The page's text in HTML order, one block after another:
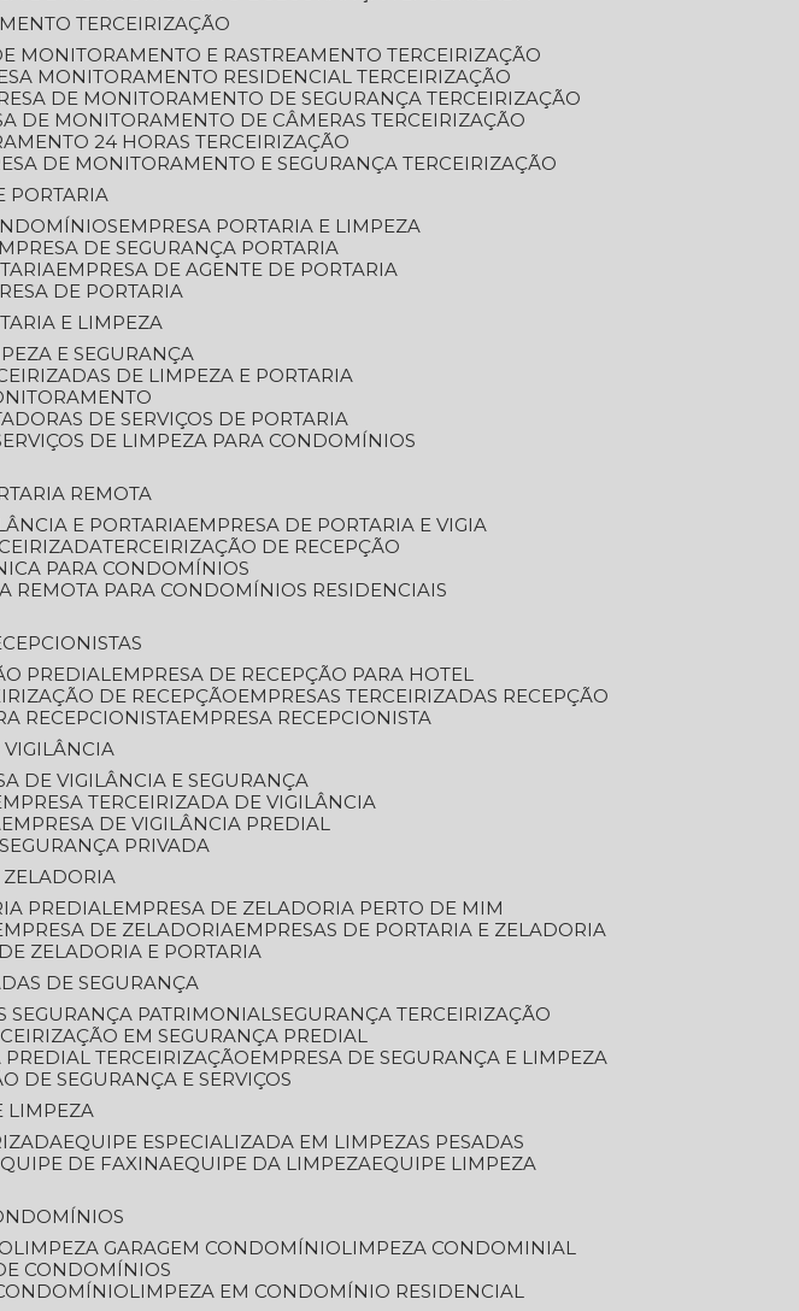
TERCEIRIZAÇÃO
MONITORAMENTO E RASTREAMENTO TERCEIRIZAÇÃO
MONITORAMENTO RESIDENCIAL TERCEIRIZAÇÃO
DE MONITORAMENTO DE SEGURANÇA TERCEIRIZAÇÃO
DE MONITORAMENTO DE CÂMERAS TERCEIRIZAÇÃO
24 HORAS TERCEIRIZAÇÃO
DE MONITORAMENTO E SEGURANÇA TERCEIRIZAÇÃO
PORTARIA
EMPRESA PORTARIA E LIMPEZA
EMPRESA DE SEGURANÇA PORTARIA
EMPRESA DE AGENTE DE PORTARIA
DE PORTARIA
E LIMPEZA
E SEGURANÇA
DE LIMPEZA E PORTARIA
DE SERVIÇOS DE PORTARIA
DE LIMPEZA PARA CONDOMÍNIOS
REMOTA
E PORTARIA
EMPRESA DE PORTARIA E VIGIA
TERCEIRIZAÇÃO DE RECEPÇÃO
PARA CONDOMÍNIOS
REMOTA PARA CONDOMÍNIOS RESIDENCIAIS
PREDIAL
EMPRESA DE RECEPÇÃO PARA HOTEL
DE RECEPÇÃO
EMPRESAS TERCEIRIZADAS RECEPÇÃO
RECEPCIONISTA
EMPRESA RECEPCIONISTA
VIGILÂNCIA
DE VIGILÂNCIA E SEGURANÇA
EMPRESA TERCEIRIZADA DE VIGILÂNCIA
EMPRESA DE VIGILÂNCIA PREDIAL
PRIVADA
ZELADORIA
PREDIAL
EMPRESA DE ZELADORIA PERTO DE MIM
EMPRESA DE ZELADORIA
EMPRESAS DE PORTARIA E ZELADORIA
DE ZELADORIA E PORTARIA
DE SEGURANÇA
SEGURANÇA PATRIMONIAL SEGURANÇA TERCEIRIZAÇÃO
EM SEGURANÇA PREDIAL
PREDIAL TERCEIRIZAÇÃO
EMPRESA DE SEGURANÇA E LIMPEZA
DE SEGURANÇA E SERVIÇOS
LIMPEZA
EQUIPE ESPECIALIZADA EM LIMPEZAS PESADAS
EQUIPE DE FAXINA EQUIPE DA LIMPEZA EQUIPE LIMPEZA
LIMPEZA GARAGEM CONDOMÍNIO
LIMPEZA CONDOMINIAL
CONDOMÍNIOS
LIMPEZA EM CONDOMÍNIO RESIDENCIAL